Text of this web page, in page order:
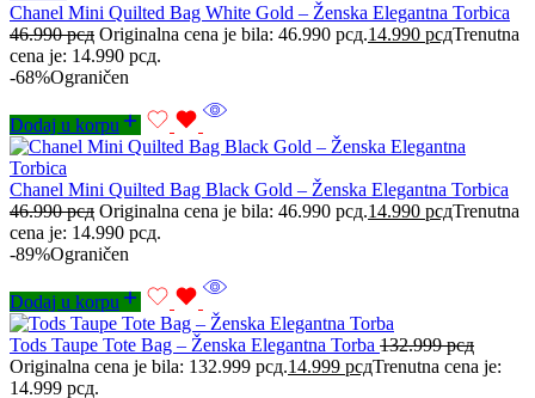
Chanel Mini Quilted Bag White Gold – Ženska Elegantna Torbica
46.990рсд Originalna cena je bila: 46.990 рсд.14.990 рсдTrenutna
cena je: 14.990 рсд.
-68%Ograničen
Dodaj u korpu
Chanel Mini Quilted Bag Black Gold – Ženska Elegantna Torbica
46.990рсд Originalna cena je bila: 46.990 рсд.14.990 рсдTrenutna
cena je: 14.990 рсд.
-89%Ograničen
Dodaj u korpu
Tods Taupe Tote Bag – Ženska Elegantna Torba 132.999рсд
Originalna cena je bila: 132.999 рсд.14.999 рсдTrenutna cena je:
14.999 рсд.